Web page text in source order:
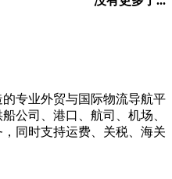
专业外贸与国际物流导航平
公司、港口、航司、机场、
同时支持运费、关税、海关